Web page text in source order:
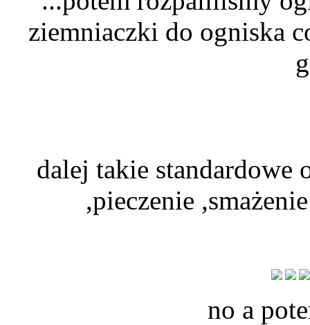
ziemniaczki do ogniska
dalej takie standardowe
,pieczenie
no a